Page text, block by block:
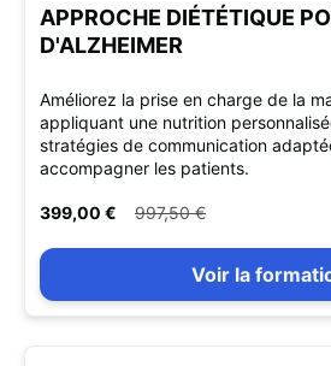
APPROCHE DIÉTÉTIQUE
D'ALZHEIMER
Améliorez la prise en charge de la
appliquant une nutrition
stratégies de communication
accompagner les patients.
399,00 € 997,50 €
Voir la